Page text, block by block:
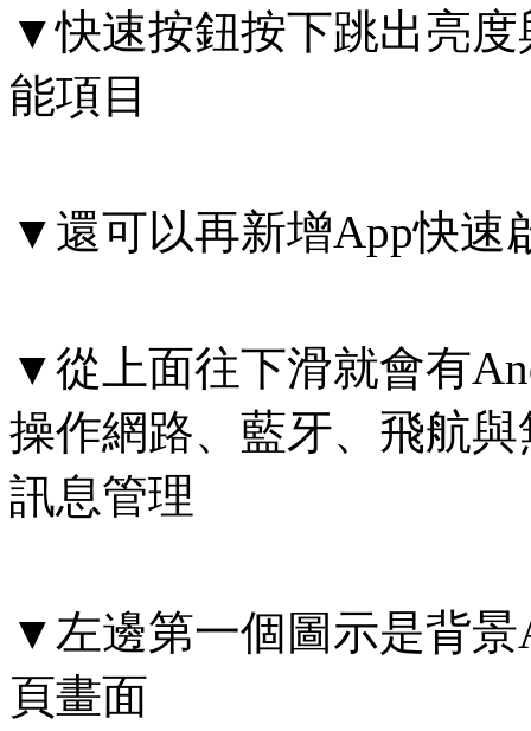
▼快速按鈕按下跳出亮
能項目
▼還可以再新增App快速
▼從上面往下滑就會有
操作網路、藍牙、飛航
訊息管理
▼左邊第一個圖示是背
頁畫面